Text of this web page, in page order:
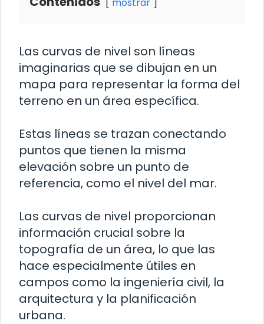
Las curvas de nivel son líneas
imaginarias que se dibujan en un
mapa para representar la forma del
terreno en un área específica.
Estas líneas se trazan conectando
puntos que tienen la misma
elevación sobre un punto de
referencia, como el nivel del mar.
Las curvas de nivel proporcionan
información crucial sobre la
topografía de un área, lo que las
hace especialmente útiles en
campos como la ingeniería civil, la
arquitectura y la planificación
urbana.